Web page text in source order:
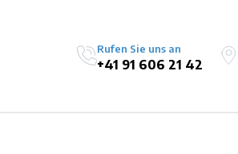
Rufen Sie uns an
+41 91 606 21 42